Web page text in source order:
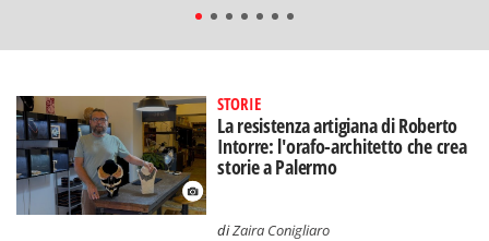
STORIE
La resistenza artigiana di Roberto
Intorre: l'orafo-architetto che crea
storie a Palermo
diZaira Conigliaro